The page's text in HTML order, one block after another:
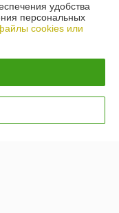
удобства
персональных
cookies или